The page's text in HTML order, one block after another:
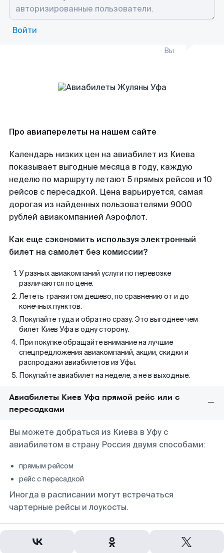
Войти
Вы
Про авиаперелеты на нашем сайте
Календарь низких цен на авиабилет из Киева
показывает выгодные месяца в году, каждую
неделю по маршруту летают 5 прямых рейсов и 10
рейсов с пересадкой. Цена варьируется, самая
дорогая из найденных пользователями 9000
рублей авиакомпанией Аэрофлот.
Как еще сэкономить используя электронный
билет на самолет без комиссии?
У разных авиакомпаний услуги по перевозке
различаются по цене.
Лететь транзитом дешево, по сравнению от и до
конечных пунктов.
Покупайте туда и обратно сразу. Это выгоднее чем
билет Киев Уфа в одну сторону.
При покупке обращайте внимание на лучшие
спецпредложения авиакомпаний, акции, скидки и
распродажи авиабилетов из Уфы.
Покупайте авиабилет на неделе, а не в выходные.
Авиабилеты Киев Уфа прямой рейс или с
пересадками
Вы можете добраться из Киева в Уфу с
авиабилетом в страну Россия двумя способами:
прямым рейсом
рейс с пересадкой
Иногда в расписании могут встречаться
чартерные рейсы и лоукосты.